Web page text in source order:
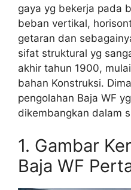
gaya yg bekerja pada
beban vertikal,
getaran dan
sifat struktural yg
akhir tahun 1900,
bahan Konstruksi.
pengolahan Baja WF
dikembangkan dalam
1. Gambar
Baja WF